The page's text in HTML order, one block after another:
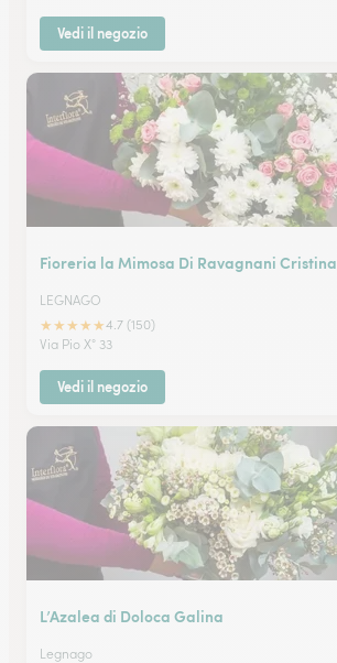
Vedi il negozio
Fioreria la Mimosa Di Ravagnani Cristina
LEGNAGO
★★★★★4.7 (150)
Via Pio X° 33
Vedi il negozio
L’Azalea di Doloca Galina
Legnago